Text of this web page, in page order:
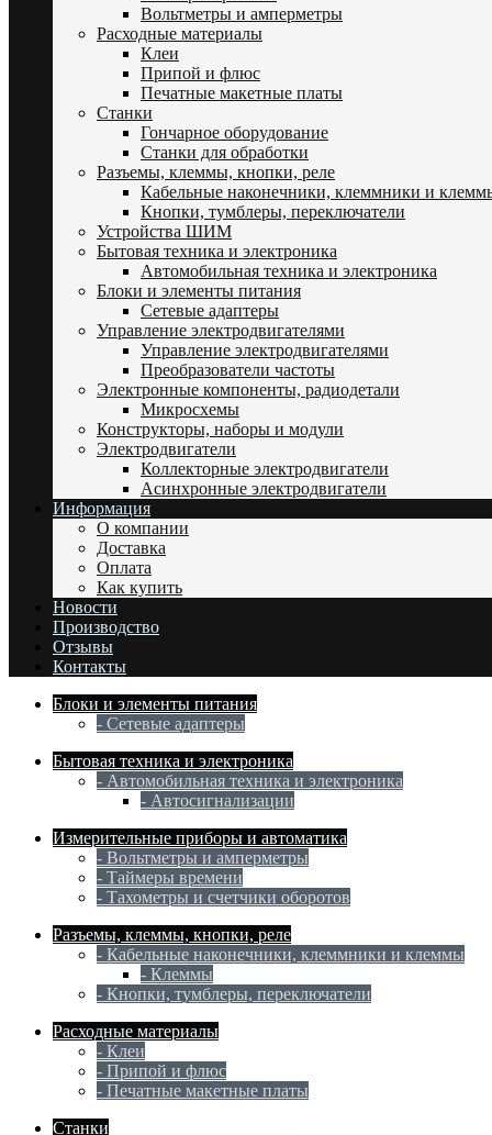
Вольтметры и амперметры
Расходные материалы
Клеи
Припой и флюс
Печатные макетные платы
Станки
Гончарное оборудование
Станки для обработки
Разъемы, клеммы, кнопки, реле
Кабельные наконечники, клеммники и
Кнопки, тумблеры, переключатели
Устройства ШИМ
Бытовая техника и электроника
Автомобильная техника и электроника
Блоки и элементы питания
Сетевые адаптеры
Управление электродвигателями
Управление электродвигателями
Преобразователи частоты
Электронные компоненты, радиодетали
Микросхемы
Конструкторы, наборы и модули
Электродвигатели
Коллекторные электродвигатели
Асинхронные электродвигатели
Информация
О компании
Доставка
Оплата
Как купить
Новости
Производство
Отзывы
Контакты
Блоки и элементы питания
- Сетевые адаптеры
Бытовая техника и электроника
- Автомобильная техника и электроника
- Автосигнализации
Измерительные приборы и автоматика
- Вольтметры и амперметры
- Таймеры времени
- Тахометры и счетчики оборотов
Разъемы, клеммы, кнопки, реле
- Кабельные наконечники, клеммники и клеммы
- Клеммы
- Кнопки, тумблеры, переключатели
Расходные материалы
- Клеи
- Припой и флюс
- Печатные макетные платы
Станки